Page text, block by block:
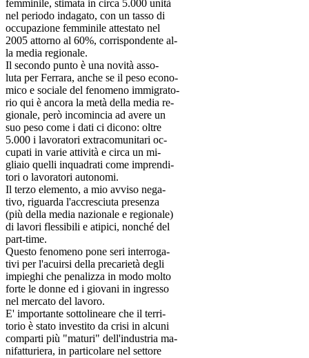
femminile, stimata in circa 5.000 unità
nel periodo indagato, con un tasso di
occupazione femminile attestato nel
2005 attorno al 60%, corrispondente al-
la media regionale.
Il secondo punto è una novità asso-
luta per Ferrara, anche se il peso econo-
mico e sociale del fenomeno immigrato-
rio qui è ancora la metà della media re-
gionale, però incomincia ad avere un
suo peso come i dati ci dicono: oltre
5.000 i lavoratori extracomunitari oc-
cupati in varie attività e circa un mi-
gliaio quelli inquadrati come imprendi-
tori o lavoratori autonomi.
Il terzo elemento, a mio avviso nega-
tivo, riguarda l'accresciuta presenza
(più della media nazionale e regionale)
di lavori flessibili e atipici, nonché del
part-time.
Questo fenomeno pone seri interroga-
tivi per l'acuirsi della precarietà degli
impieghi che penalizza in modo molto
forte le donne ed i giovani in ingresso
nel mercato del lavoro.
E' importante sottolineare che il terri-
torio è stato investito da crisi in alcuni
comparti più "maturi" dell'industria ma-
nifatturiera, in particolare nel settore